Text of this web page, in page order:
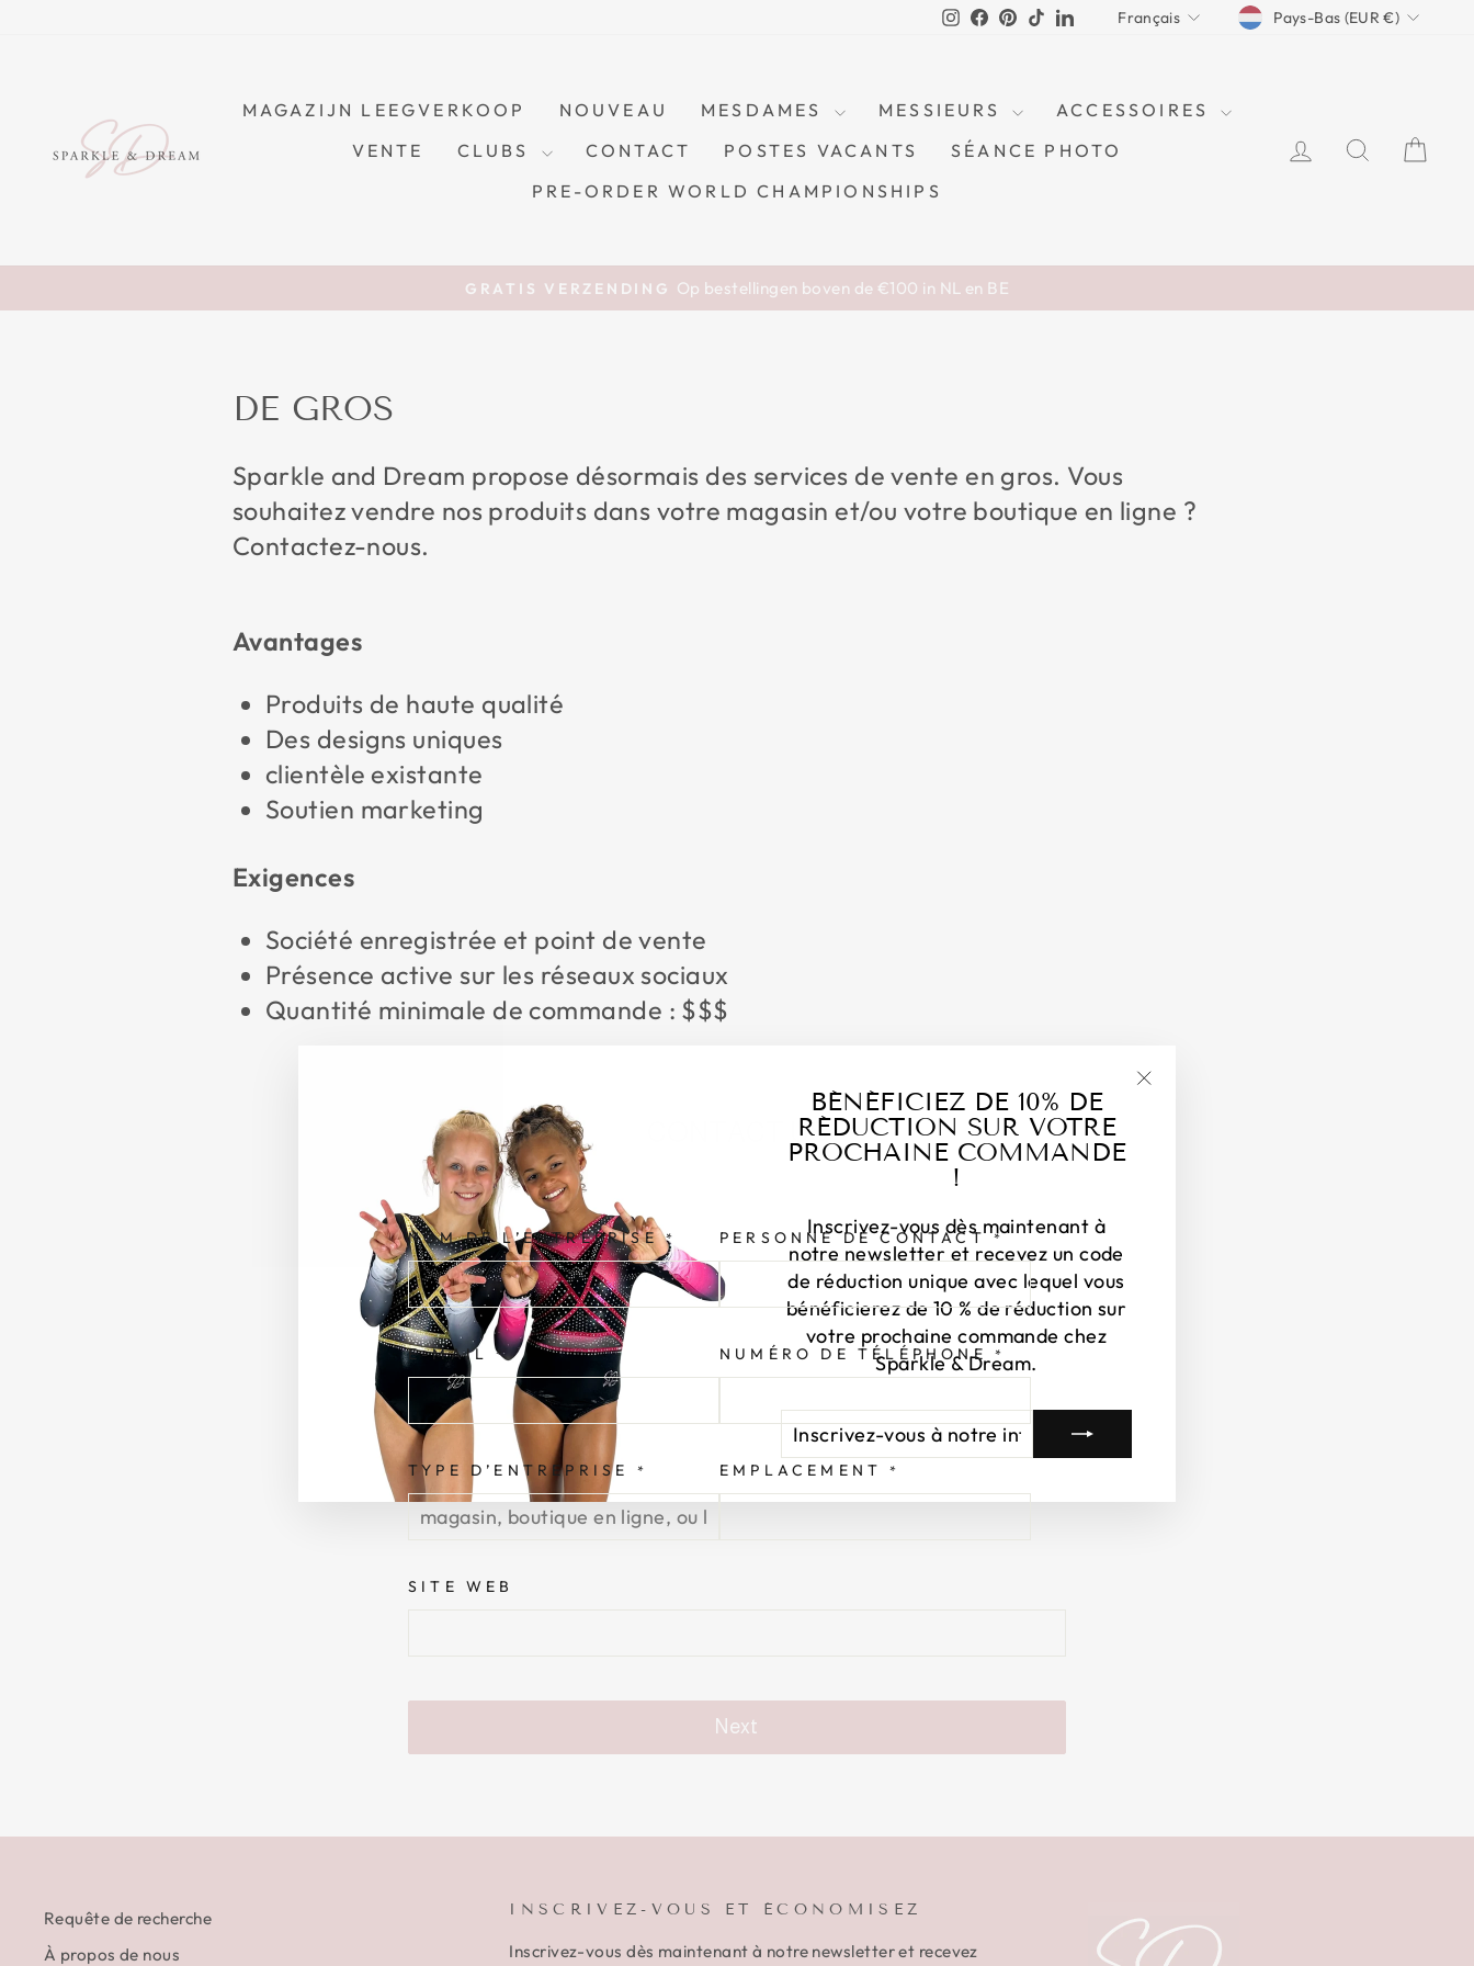
Instagram
Facebook
Pinterest
TikTokLinkedInLANGUE
Français DEVISE
Pays-Bas (EUR €)
MAGAZIJN LEEGVERKOOP NOUVEAU MESDAMES MESSIEURS
ACCESSOIRES
VENTE
CLUBS CONTACT POSTES VACANTS
SÉANCE PHOTO
PRE-ORDER WORLD CHAMPIONSHIPS
SE
Diaporama
GRATIS VERZENDING Op bestellingen boven de €100 in NL en BE
BÉNÉFICIEZ DE 10% DE
RÉDUCTION SUR VOTRE
PROCHAINE COMMANDE
!
Inscrivez-vous dès maintenant à
notre newsletter et recevez un code
de réduction unique avec lequel vous
bénéficierez de 10 % de réduction sur
votre prochaine commande chez
Sparkle & Dream.
INSCRIVEZ-
VOUS
À
INFOLETTRE
S'INSCRIRE
DE GROS
Sparkle and Dream propose désormais des services de vente en gros. Vous
souhaitez vendre nos produits dans votre magasin et/ou votre boutique en ligne ?
Contactez-nous.
Avantages
Produits de haute qualité
Des designs uniques
clientèle existante
Soutien marketing
Exigences
Société enregistrée et point de vente
Présence active sur les réseaux sociaux
Quantité minimale de commande : $$$
CONTACT US
Leave your message and we'll get back to you shortly.
NOM DE L’ENTREPRISE * PERSONNE DE CONTACT *
E-MAIL * NUMÉRO DE TÉLÉPHONE *
TYPE D’ENTREPRISE * EMPLACEMENT *
SITE WEB
Next
Requête de recherche
À propos de nous
INSCRIVEZ-VOUS ET ÉCONOMISEZ
Inscrivez-vous dès maintenant à notre newsletter et recevez